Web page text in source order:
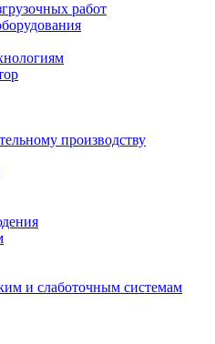
работ
производству
и слаботочным системам